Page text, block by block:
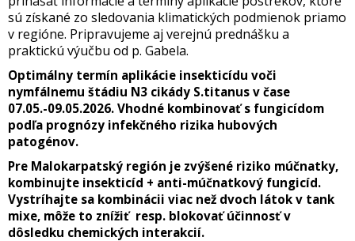
sú získané zo sledovania klimatických podmienok priamo
v regióne. Pripravujeme aj verejnú prednášku a
praktickú výučbu od p. Gabela.
Optimálny termín aplikácie insekticídu voči
nymfálnemu štádiu N3 cikády S.titanus v čase
07.05.-09.05.2026. Vhodné kombinovať s fungicídom
podľa prognózy infekčného rizika hubových
patogénov.
Pre Malokarpatský región je zvýšené riziko múčnatky,
kombinujte insekticíd + anti-múčnatkový fungicíd.
Vystríhajte sa kombinácii viac než dvoch látok v tank
mixe, môže to znížiť resp. blokovať účinnosť v
dôsledku chemických interakcií.